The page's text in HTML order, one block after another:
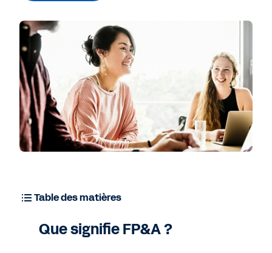
Table des matières
Que signifie FP&A ?